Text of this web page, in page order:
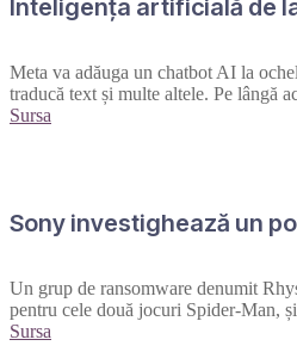
Inteligența artificială de
Meta va adăuga un chatbot AI la
traducă text și multe altele. Pe lângă
Sursa
Sony investighează un
Un grup de ransomware denumit
pentru cele două jocuri Spider-Man,
Sursa